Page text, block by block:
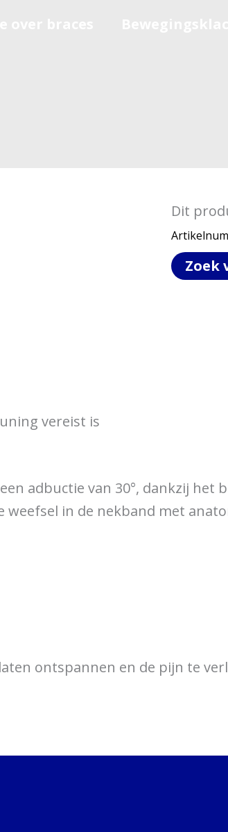
Dit
Zoek
vereist is
adbuctie van 30°, dankzij het
weefsel in de nekband met
ontspannen en de pijn te